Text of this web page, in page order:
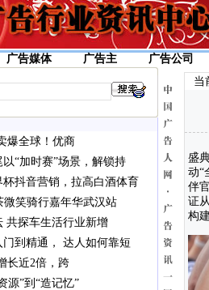
广告媒体 广告主 广告公司
爆全球！优商
“加时赛”场景，解锁持
抖音营销，拉高白酒体育
微笑骑行嘉年华武汉站
共探车生活行业新增
到精通， 达人如何靠短
长近2倍，跨
源”到“造记忆”
当
盛
动“
伴
证
构